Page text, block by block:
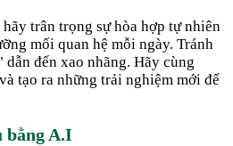
trân trọng sự hòa hợp tự nhiên
mối quan hệ mỗi ngày. Tránh
đến xao nhãng. Hãy cùng
tạo ra những trải nghiệm mới để
bằng A.I